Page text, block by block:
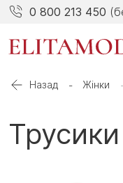
0 800 213 450
Назад Жінки